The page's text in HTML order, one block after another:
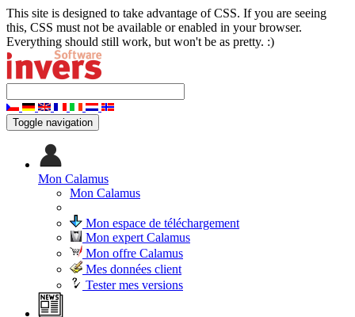
This site is designed to take advantage of CSS. If you are seeing
this, CSS must not be available or enabled in your browser.
Everything should still work, but won't be as pretty. :)
Toggle navigation
Mon Calamus
Mon Calamus
Mon espace de téléchargement
Mon expert Calamus
Mon offre Calamus
Mes données client
Tester mes versions